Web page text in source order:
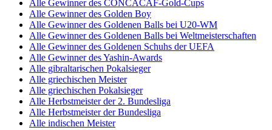
Alle Gewinner des CONCACAF-Gold-Cups
Alle Gewinner des Golden Boy
Alle Gewinner des Goldenen Balls bei U20-WM
Alle Gewinner des Goldenen Balls bei Weltmeisterschaften
Alle Gewinner des Goldenen Schuhs der UEFA
Alle Gewinner des Yashin-Awards
Alle gibraltarischen Pokalsieger
Alle griechischen Meister
Alle griechischen Pokalsieger
Alle Herbstmeister der 2. Bundesliga
Alle Herbstmeister der Bundesliga
Alle indischen Meister